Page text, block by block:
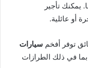
يمكنك تأجير
أو عائلية.
توفر أفخم سيارات
بما في ذلك الطرازات